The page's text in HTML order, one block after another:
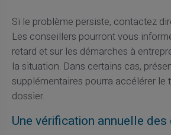
Si le problème persiste, contactez
Les conseillers pourront vous
retard et sur les démarches à
la situation. Dans certains cas,
supplémentaires pourra accélérer le
dossier.
Une vérification annuelle